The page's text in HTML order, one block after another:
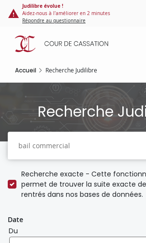
Panneau de gestion des cookies
contenu
principal
Judilibre évolue !
Aidez-nous à l'améliorer en 2 minutes
Répondre au questionnaire
Accueil Recherche Judilibre
Recherche
Recherche exacte - Cette
permet de trouver la suite exacte
rentrés dans nos bases de données.
Date
Du